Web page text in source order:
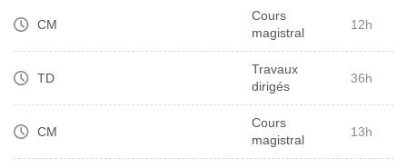
CM
Cours
magistral
12h
TD
Travaux
dirigés
36h
CM
Cours
magistral
13h